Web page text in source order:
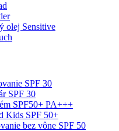
olej Sensitive
SPF 30
SPF 30
SPF50+ PA+++
Kids SPF 50+
bez vône SPF 50